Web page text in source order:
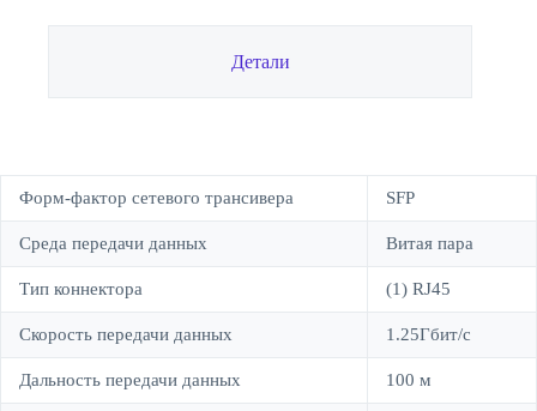
Детали
Форм-фактор сетевого трансивера SFP
Среда передачи данных Витая пара
Тип коннектора (1) RJ45
Скорость передачи данных 1.25Гбит/с
Дальность передачи данных 100 м